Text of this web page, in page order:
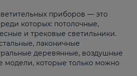
приборов — это
которых: потолочные,
и трековые светильники.
лаконичные
деревянные, воздушные
модели, которые только можно